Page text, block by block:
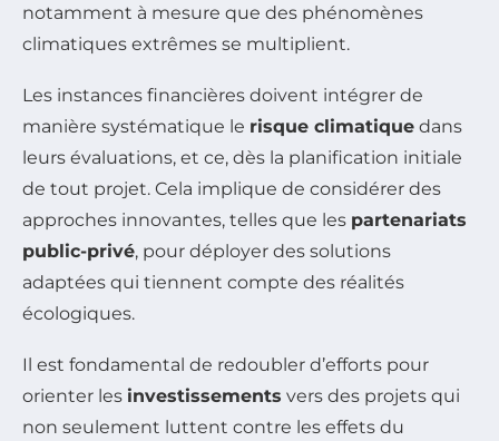
notamment à mesure que des phénomènes
climatiques extrêmes se multiplient.
Les instances financières doivent intégrer de
manière systématique le risque climatique dans
leurs évaluations, et ce, dès la planification initiale
de tout projet. Cela implique de considérer des
approches innovantes, telles que les partenariats
public-privé, pour déployer des solutions
adaptées qui tiennent compte des réalités
écologiques.
Il est fondamental de redoubler d’efforts pour
orienter les investissements vers des projets qui
non seulement luttent contre les effets du